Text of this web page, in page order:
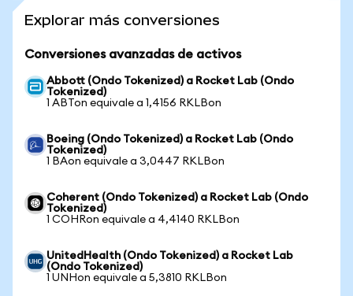
Explorar más conversiones
Conversiones avanzadas de activos
Abbott (Ondo Tokenized) a Rocket Lab (Ondo
Tokenized)
1 ABTon equivale a 1,4156 RKLBon
Boeing (Ondo Tokenized) a Rocket Lab (Ondo
Tokenized)
1 BAon equivale a 3,0447 RKLBon
Coherent (Ondo Tokenized) a Rocket Lab (Ondo
Tokenized)
1 COHRon equivale a 4,4140 RKLBon
UnitedHealth (Ondo Tokenized) a Rocket Lab
(Ondo Tokenized)
1 UNHon equivale a 5,3810 RKLBon